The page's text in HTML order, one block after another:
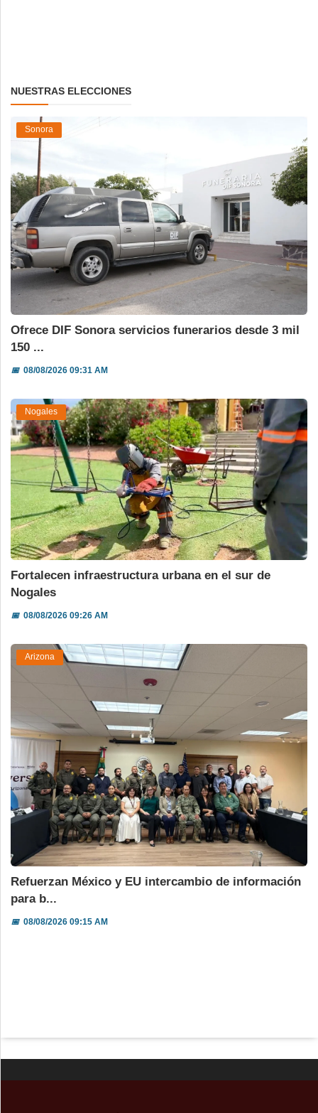
NUESTRAS ELECCIONES
Sonora
Ofrece DIF Sonora servicios funerarios desde 3 mil
150 ...
📅08/08/2026 09:31 AM
Nogales
Fortalecen infraestructura urbana en el sur de
Nogales
📅08/08/2026 09:26 AM
Arizona
Refuerzan México y EU intercambio de información
para b...
📅08/08/2026 09:15 AM